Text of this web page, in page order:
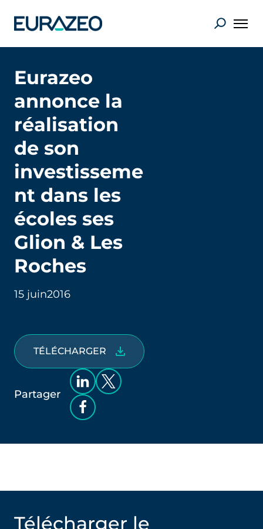
Eurazeo
annonce la
réalisation
de son
investisseme
nt dans les
écoles ses
Glion & Les
Roches
15 juin2016
TÉLÉCHARGER
Partager
Télécharger le